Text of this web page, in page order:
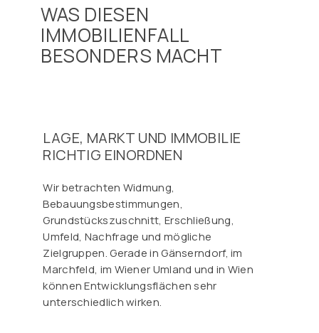
WAS DIESEN
IMMOBILIENFALL
BESONDERS MACHT
LAGE, MARKT UND IMMOBILIE
RICHTIG EINORDNEN
Wir betrachten Widmung,
Bebauungsbestimmungen,
Grundstückszuschnitt, Erschließung,
Umfeld, Nachfrage und mögliche
Zielgruppen. Gerade in Gänserndorf, im
Marchfeld, im Wiener Umland und in Wien
können Entwicklungsflächen sehr
unterschiedlich wirken.